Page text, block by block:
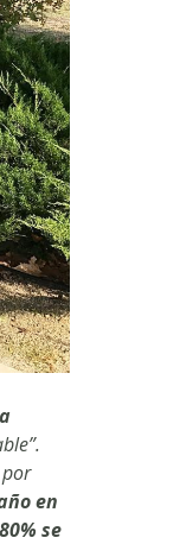
en
se